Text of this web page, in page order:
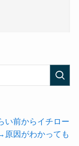
い前からイチロー
原因がわかっても